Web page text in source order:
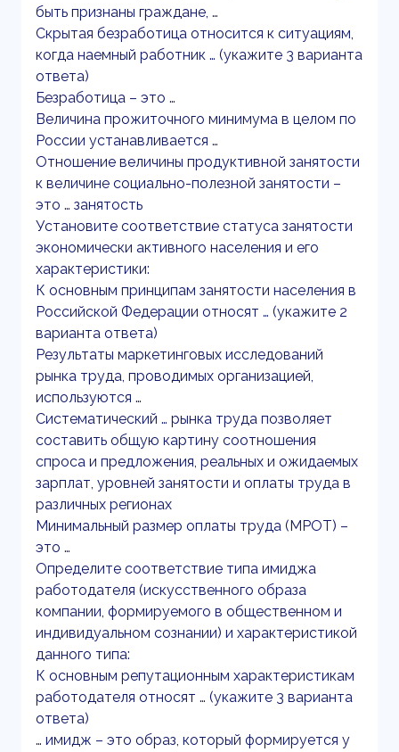
быть признаны граждане, …
Скрытая безработица относится к ситуациям,
когда наемный работник … (укажите 3 варианта
ответа)
Безработица – это …
Величина прожиточного минимума в целом по
России устанавливается …
Отношение величины продуктивной занятости
к величине социально-полезной занятости –
это … занятость
Установите соответствие статуса занятости
экономически активного населения и его
характеристики:
К основным принципам занятости населения в
Российской Федерации относят … (укажите 2
варианта ответа)
Результаты маркетинговых исследований
рынка труда, проводимых организацией,
используются …
Систематический … рынка труда позволяет
составить общую картину соотношения
спроса и предложения, реальных и ожидаемых
зарплат, уровней занятости и оплаты труда в
различных регионах
Минимальный размер оплаты труда (МРОТ) –
это …
Определите соответствие типа имиджа
работодателя (искусственного образа
компании, формируемого в общественном и
индивидуальном сознании) и характеристикой
данного типа:
К основным репутационным характеристикам
работодателя относят … (укажите 3 варианта
ответа)
… имидж – это образ, который формируется у